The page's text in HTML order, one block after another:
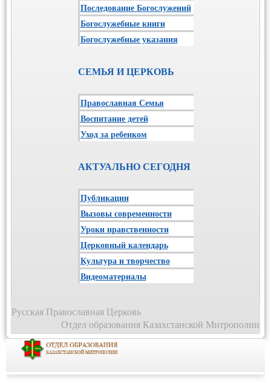
Последование Богослужений
Богослужебные книги
Богослужебные указания
СЕМЬЯ И ЦЕРКОВЬ
Православная Семья
Воспитание детей
Уход за ребенком
АКТУАЛЬНО СЕГОДНЯ
Публикации
Вызовы современности
Уроки нравственности
Церковный календарь
Культура и творчество
Видеоматериалы
Русская Православная Церковь
Отдел образования Казахстанской Митрополии